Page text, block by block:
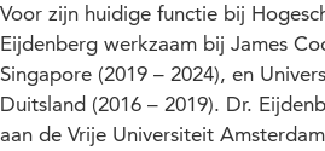
Voor zijn huidige functie bij
Eijdenberg werkzaam bij James
Singapore (2019 – 2024), en
Duitsland (2016 – 2019). Dr.
aan de Vrije Universiteit